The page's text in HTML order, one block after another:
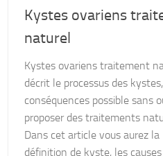
Kystes ovariens
naturel
Kystes ovariens traitement
décrit le processus des kystes,
conséquences possible sans
proposer des traitements
Dans cet article vous aurez la
définition de kyste, les causes